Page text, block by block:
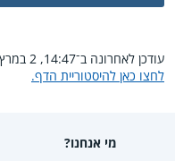
עודכן לאחרונה ב־14:47, 2 במרץ 2025.
לחצו כאן להיסטוריית הדף.
מי אנחנו?